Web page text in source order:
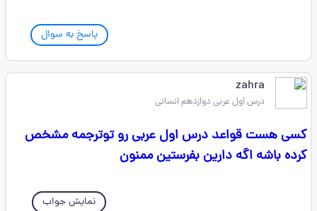
پاسخ به سوال
zahra
درس اول عربی دوازدهم انسانی
کسی هست قواعد درس اول عربی رو توترجمه مشخص
کرده باشه اگه دارین بفرستین ممنون
نمایش جواب